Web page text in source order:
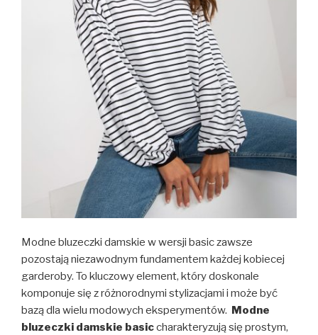
Modne bluzeczki damskie w wersji basic zawsze
pozostają niezawodnym fundamentem każdej kobiecej
garderoby. To kluczowy element, który doskonale
komponuje się z różnorodnymi stylizacjami i może być
bazą dla wielu modowych eksperymentów. Modne
bluzeczki damskie basiccharakteryzują się prostym,